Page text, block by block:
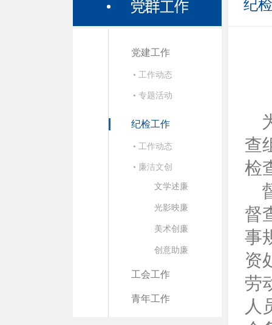
党建工作
• 工作动态
• 专题活动
纪检工作
• 工作动态
• 廉洁文创
文学述廉
光影映廉
美术创廉
创意助廉
工会工作
青年工作
纪
查
检
督
事
资
劳
人